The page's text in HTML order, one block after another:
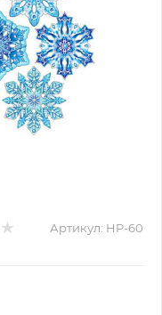
Артикул: HP-60